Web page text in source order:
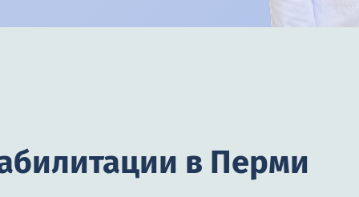
в Перми